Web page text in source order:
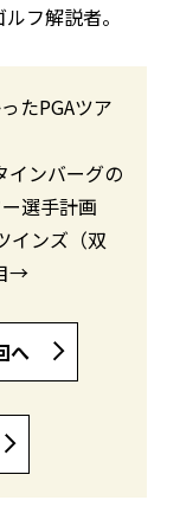
フ解説者。
たPGAツア
ンバーグの
選手計画
インズ（双
→
へ